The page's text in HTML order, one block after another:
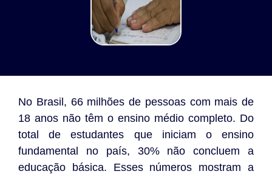
No Brasil, 66 milhões de pessoas com mais de
18 anos não têm o ensino médio completo. Do
total de estudantes que iniciam o ensino
fundamental no país, 30% não concluem a
educação básica. Esses números mostram a